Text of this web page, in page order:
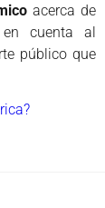
acerca de
en cuenta al
público que